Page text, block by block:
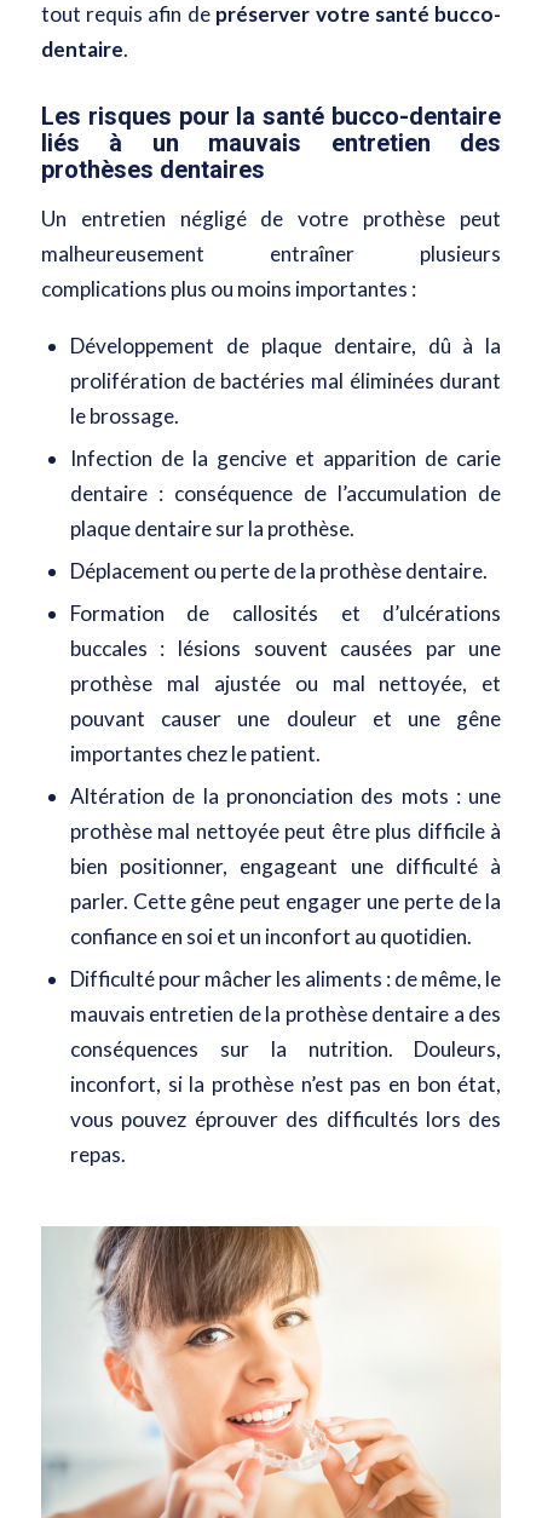
tout requis afin de préserver votre santé bucco-
dentaire.
Les risques pour la santé bucco-dentaire
liés à un mauvais entretien des
prothèses dentaires
Un entretien négligé de votre prothèse peut
malheureusement entraîner plusieurs
complications plus ou moins importantes :
Développement de plaque dentaire, dû à la
prolifération de bactéries mal éliminées durant
le brossage.
Infection de la gencive et apparition de carie
dentaire : conséquence de l’accumulation de
plaque dentaire sur la prothèse.
Déplacement ou perte de la prothèse dentaire.
Formation de callosités et d’ulcérations
buccales : lésions souvent causées par une
prothèse mal ajustée ou mal nettoyée, et
pouvant causer une douleur et une gêne
importantes chez le patient.
Altération de la prononciation des mots : une
prothèse mal nettoyée peut être plus difficile à
bien positionner, engageant une difficulté à
parler. Cette gêne peut engager une perte de la
confiance en soi et un inconfort au quotidien.
Difficulté pour mâcher les aliments : de même, le
mauvais entretien de la prothèse dentaire a des
conséquences sur la nutrition. Douleurs,
inconfort, si la prothèse n’est pas en bon état,
vous pouvez éprouver des difficultés lors des
repas.